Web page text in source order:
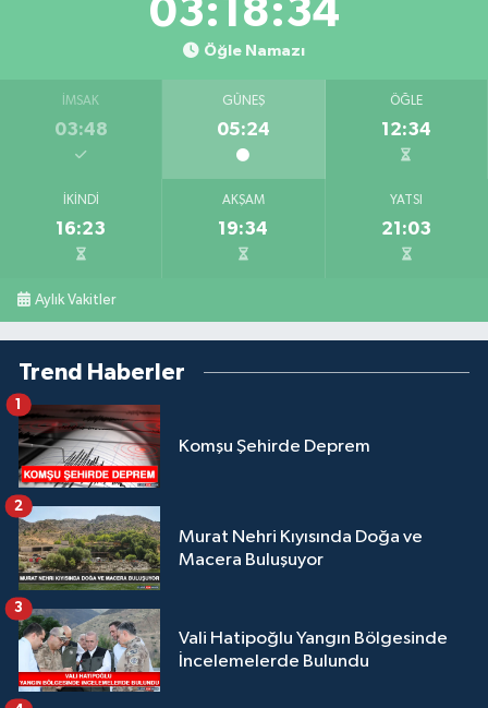
03:18:33
Öğle Namazı
İMSAK
03:48
GÜNEŞ
05:24
ÖĞLE
12:34
İKINDI
16:23
AKŞAM
19:34
YATSI
21:03
Aylık Vakitler
Trend Haberler
Komşu Şehirde Deprem
1
Murat Nehri Kıyısında Doğa ve
Macera Buluşuyor
2
Vali Hatipoğlu Yangın Bölgesinde
İncelemelerde Bulundu
3